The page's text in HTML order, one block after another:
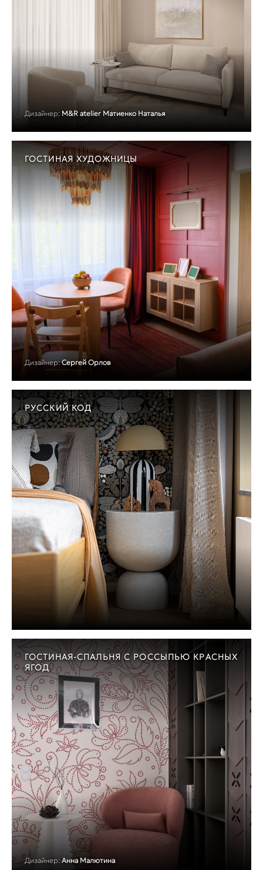
Дизайнер: M&R atelier Матиенко Наталья
ГОСТИНАЯ ХУДОЖНИЦЫ
Дизайнер: Сергей Орлов
РУССКИЙ КОД
ГОСТИНАЯ-СПАЛЬНЯ С РОССЫПЬЮ КРАСНЫХ
ЯГОД
Дизайнер: Анна Малютина